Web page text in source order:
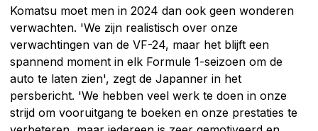
Komatsu moet men in 2024 dan ook geen wonderen
verwachten. 'We zijn realistisch over onze
verwachtingen van de VF-24, maar het blijft een
spannend moment in elk Formule 1-seizoen om de
auto te laten zien', zegt de Japanner in het
persbericht. 'We hebben veel werk te doen in onze
strijd om vooruitgang te boeken en onze prestaties te